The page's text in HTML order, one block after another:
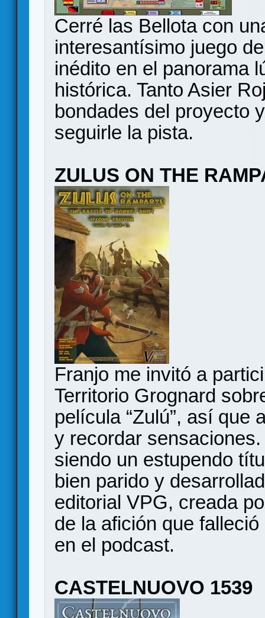
Cerré las Bellota con
interesantísimo juego
inédito en el panorama
histórica. Tanto Asier
bondades del proyecto
seguirle la pista.
ZULUS ON THE
Franjo me invitó a
Territorio Grognard
película “Zulú”, así que
y recordar
siendo un estupendo
bien parido y
editorial VPG, creada
de la afición que
en el podcast.
CASTELNUOVO 1539